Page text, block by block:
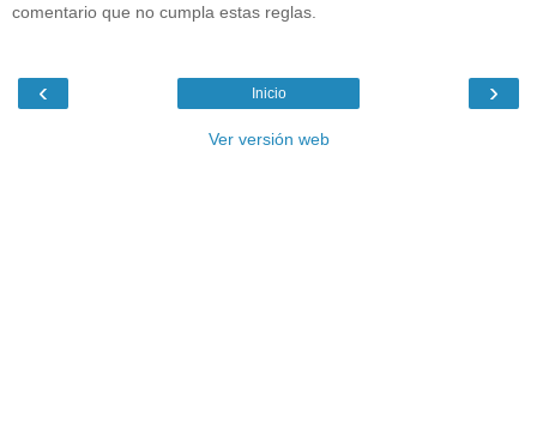
comentario que no cumpla estas reglas.
‹ ›
Inicio
Ver versión web